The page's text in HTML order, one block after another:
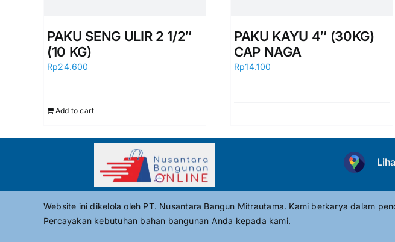
PAKU SENG ULIR 2 1/2″
(10 KG)
Rp24.600
Add to cart
PAKU KAYU 4″ (30KG)
CAP NAGA
Rp14.100
Website ini dikelola oleh PT. Nusantara Bangun Mitrautama. Kami berkarya dalam
Percayakan kebutuhan bahan bangunan Anda kepada kami.